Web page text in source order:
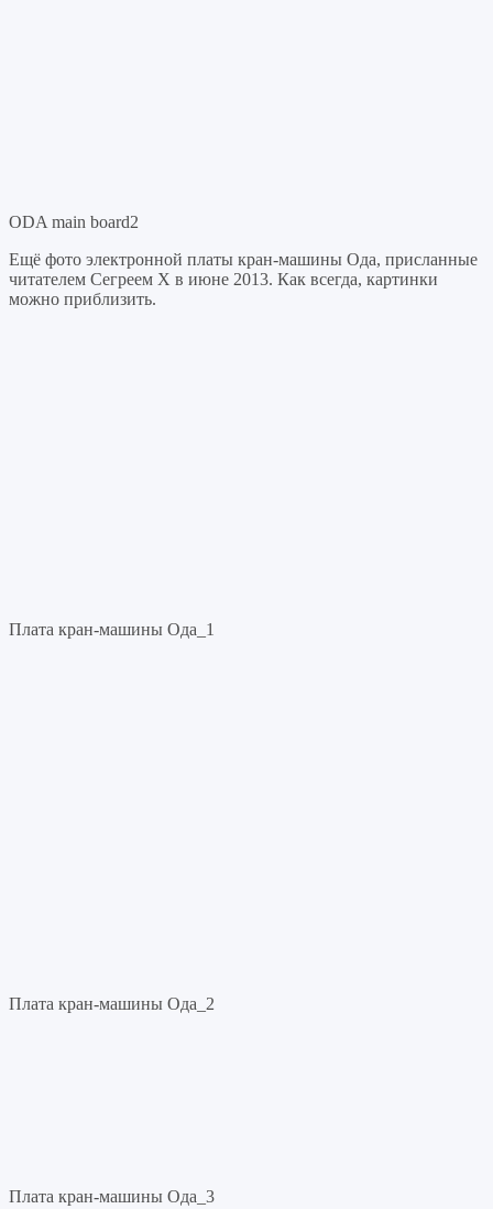
ODA main board2
Ещё фото электронной платы кран-машины Ода, присланные
читателем Сегреем Х в июне 2013. Как всегда, картинки
можно приблизить.
Плата кран-машины Ода_1
Плата кран-машины Ода_2
Плата кран-машины Ода_3